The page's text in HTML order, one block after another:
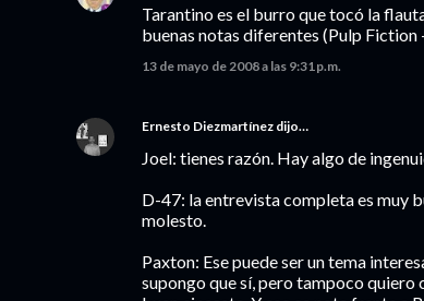
Tarantino es el burro que tocó la
buenas notas diferentes (Pulp Fiction
13 de mayo de 2008 a las 9:31 p.m.
Ernesto Diezmartínez dijo…
Joel: tienes razón. Hay algo de
D-47: la entrevista completa es muy
molesto.
Paxton: Ese puede ser un tema
supongo que sí, pero tampoco quiero